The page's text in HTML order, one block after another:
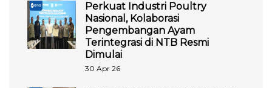
Perkuat Industri Poultry
Nasional, Kolaborasi
Pengembangan Ayam
Terintegrasi di NTB Resmi
Dimulai
30 Apr 26